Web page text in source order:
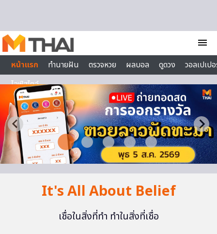
menu
หน้าแรก
ทำนายฝัน ตรวจหวย ผลบอล ดูดวง
วอลเปเป
ไลฟ์สไตล์
It's All About Belief
เชื่อในสิ่งที่ทำ ทำในสิ่งที่เชื่อ